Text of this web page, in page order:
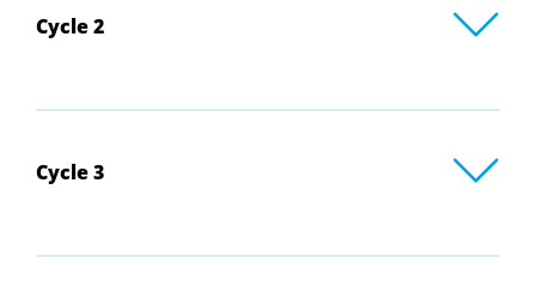
Cycle 2
Cycle 3